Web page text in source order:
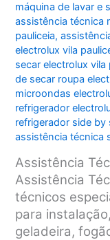
máquina de lavar e
assistência técnica
pauliceia,
electrolux vila
secar electrolux vila
de secar roupa
microondas
refrigerador
refrigerador side by
assistência técnica
Assistência
Assistência
técnicos
para
geladeira,